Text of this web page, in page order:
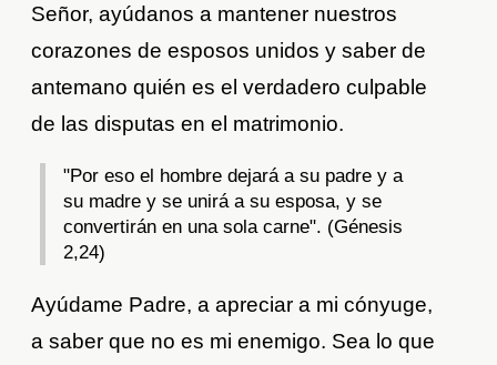
Señor, ayúdanos a mantener nuestros
corazones de esposos unidos y saber de
antemano quién es el verdadero culpable
de las disputas en el matrimonio.
"Por eso el hombre dejará a su padre y a
su madre y se unirá a su esposa, y se
convertirán en una sola carne". (Génesis
2,24)
Ayúdame Padre, a apreciar a mi cónyuge,
a saber que no es mi enemigo. Sea lo que